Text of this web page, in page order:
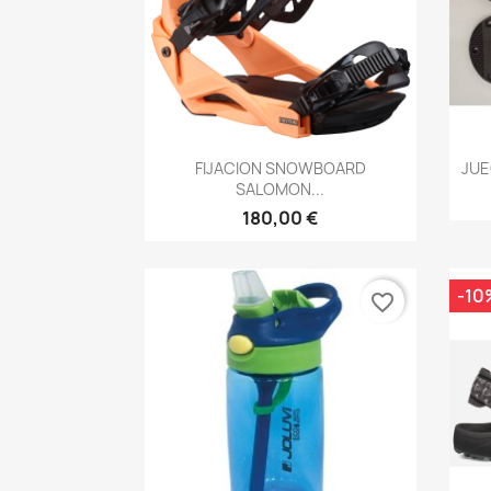
Vista rápida
FIJACION SNOWBOARD
SALOMON...
180,00 €
favorite_border -